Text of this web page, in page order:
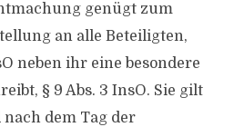
genügt zum
an alle Beteiligten,
neben ihr eine besondere
§ 9 Abs. 3 InsO. Sie gilt
nach dem Tag der